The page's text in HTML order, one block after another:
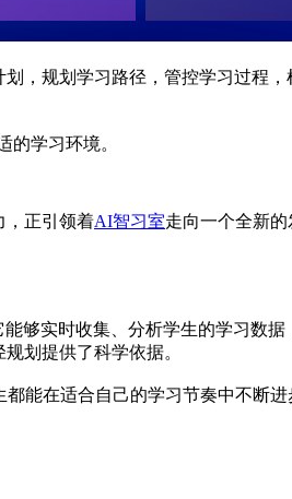
，规划学习路径，管控学习过程
学习环境。
，正引领着AI智习室走向一个全新
够实时收集、分析学生的学习数
划提供了科学依据。
能在适合自己的学习节奏中不断